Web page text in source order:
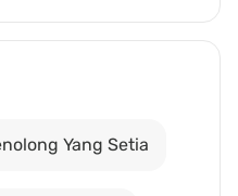
Yang Setia